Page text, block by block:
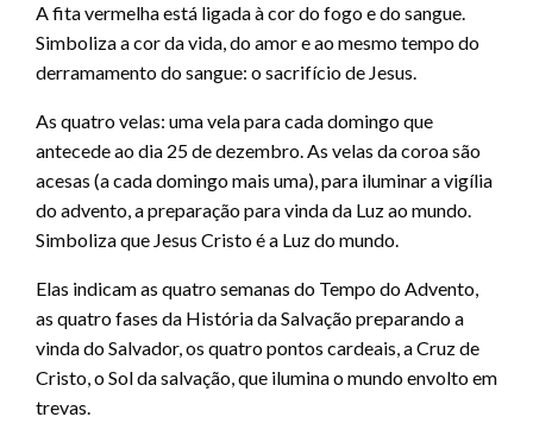
A fita vermelha está ligada à cor do fogo e do sangue.
Simboliza a cor da vida, do amor e ao mesmo tempo do
derramamento do sangue: o sacrifício de Jesus.
As quatro velas: uma vela para cada domingo que
antecede ao dia 25 de dezembro. As velas da coroa são
acesas (a cada domingo mais uma), para iluminar a vigília
do advento, a preparação para vinda da Luz ao mundo.
Simboliza que Jesus Cristo é a Luz do mundo.
Elas indicam as quatro semanas do Tempo do Advento,
as quatro fases da História da Salvação preparando a
vinda do Salvador, os quatro pontos cardeais, a Cruz de
Cristo, o Sol da salvação, que ilumina o mundo envolto em
trevas.